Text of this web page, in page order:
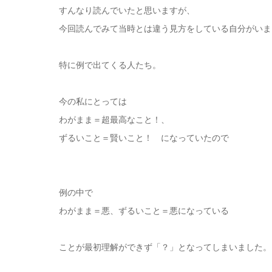
すんなり読んでいたと思いますが、
今回読んでみて当時とは違う見方をしている自分がい
特に例で出てくる人たち。
今の私にとっては
わがまま＝超最高なこと！、
ずるいこと＝賢いこと！ になっていたので
例の中で
わがまま＝悪、ずるいこと＝悪になっている
ことが最初理解ができず「？」となってしまいました。